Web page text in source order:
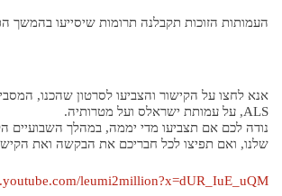
העמותות הזוכות תקבלנה תרומות שיסייעו בהמשך
אנא לחצו על הקישור והצביעו לסרטון שהכנו,
ALS, על עמותת ישראלס ועל מטרותיה.
נודה לכם אם תצביעו מדי יממה, במהלך השבועיים
שלנו, ואם תפיצו לכל חבריכם את הבקשה ואת
leumi2million?x=dUR_IuE_uQM